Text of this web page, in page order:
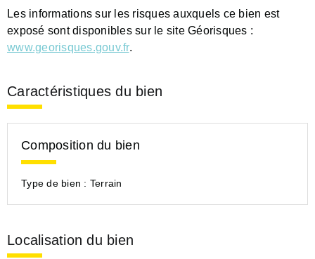
Les informations sur les risques auxquels ce bien est
exposé sont disponibles sur le site Géorisques :
www.georisques.gouv.fr.
Caractéristiques du bien
Composition du bien
Type de bien : Terrain
Localisation du bien